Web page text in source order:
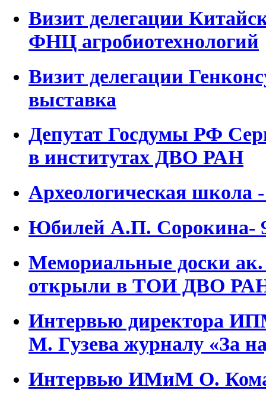
Визит делегации
ФНЦ агробиотехнологий
Визит делегации
выставка
Депутат Госдумы РФ
в институтах ДВО РАН
Археологическая школа
Юбилей А.П. Сорокина-
Мемориальные доски
открыли в ТОИ ДВО
Интервью директора
М. Гузева журналу «За
Интервью ИМиМ О.